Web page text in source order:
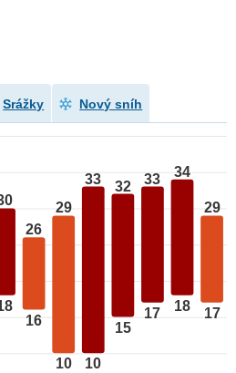
Srážky Nový sníh
26
16
29
10
33
10
32
15
33
17
34
18
29
17